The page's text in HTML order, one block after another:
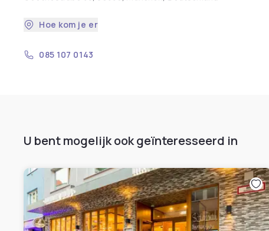
Hoe kom je er
085 107 0143
U bent mogelijk ook geïnteresseerd in